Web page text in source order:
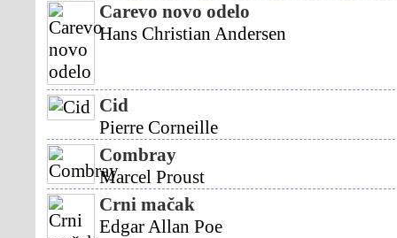
Carevo novo odelo
Hans Christian Andersen
Cid
Pierre Corneille
Combray
Marcel Proust
Crni mačak
Edgar Allan Poe